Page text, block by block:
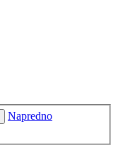
Napredno